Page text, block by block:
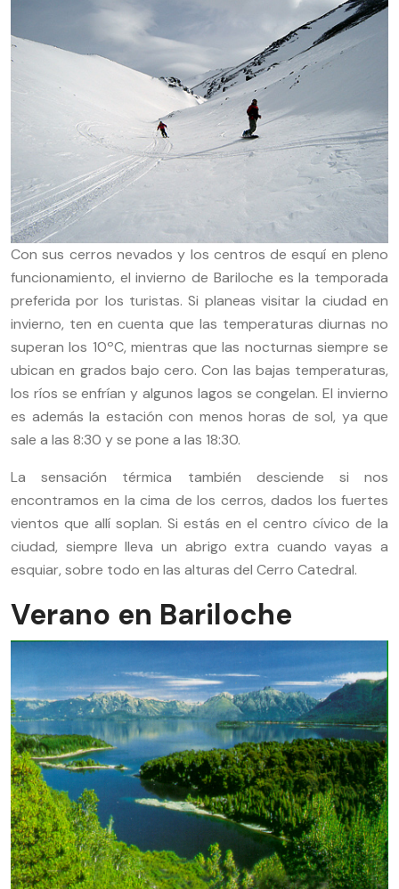
Con sus cerros nevados y los centros de esquí en pleno
funcionamiento, el invierno de Bariloche es la temporada
preferida por los turistas. Si planeas visitar la ciudad en
invierno, ten en cuenta que las temperaturas diurnas no
superan los 10ºC, mientras que las nocturnas siempre se
ubican en grados bajo cero. Con las bajas temperaturas,
los ríos se enfrían y algunos lagos se congelan. El invierno
es además la estación con menos horas de sol, ya que
sale a las 8:30 y se pone a las 18:30.
La sensación térmica también desciende si nos
encontramos en la cima de los cerros, dados los fuertes
vientos que allí soplan. Si estás en el centro cívico de la
ciudad, siempre lleva un abrigo extra cuando vayas a
esquiar, sobre todo en las alturas del Cerro Catedral.
Verano en Bariloche